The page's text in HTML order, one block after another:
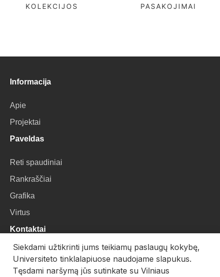
KOLEKCIJOS PASAKOJIMAI
Informacija
Apie
Projektai
Paveldas
Reti spaudiniai
Rankraščiai
Grafika
Virtus
Kontaktai
VU Biblioteka
Universiteto g. 3, LT-01122, Vilnius
Siekdami užtikrinti jums teikiamų paslaugų kokybę,
Universiteto tinklalapiuose naudojame slapukus.
Tęsdami naršymą jūs sutinkate su Vilniaus